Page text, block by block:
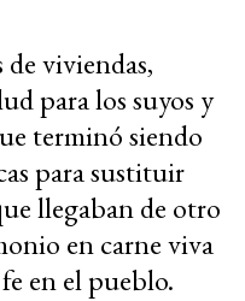
viviendas,
para los suyos y
terminó siendo
para sustituir
llegaban de otro
en carne viva
en el pueblo.